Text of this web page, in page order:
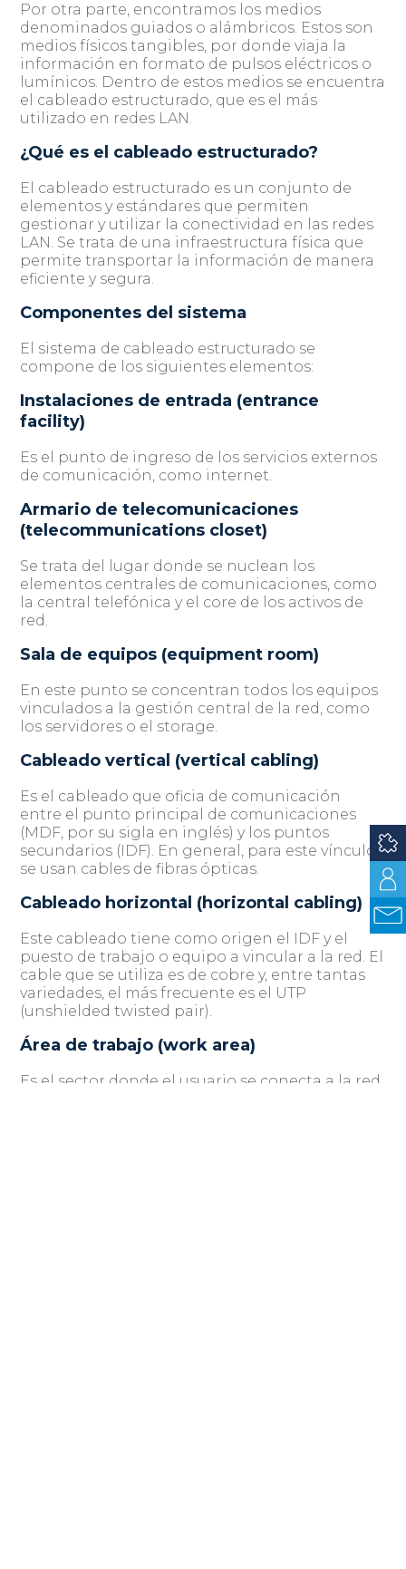
Por otra parte, encontramos los medios
denominados guiados o alámbricos. Estos son
medios físicos tangibles, por donde viaja la
información en formato de pulsos eléctricos o
lumínicos. Dentro de estos medios se encuentra
el cableado estructurado, que es el más
utilizado en redes LAN.
¿Qué es el cableado estructurado?
El cableado estructurado es un conjunto de
elementos y estándares que permiten
gestionar y utilizar la conectividad en las redes
LAN. Se trata de una infraestructura física que
permite transportar la información de manera
eficiente y segura.
Componentes del sistema
El sistema de cableado estructurado se
compone de los siguientes elementos:
Instalaciones de entrada (entrance
facility)
Es el punto de ingreso de los servicios externos
de comunicación, como internet.
Armario de telecomunicaciones
(telecommunications closet)
Se trata del lugar donde se nuclean los
elementos centrales de comunicaciones, como
la central telefónica y el core de los activos de
red.
Sala de equipos (equipment room)
En este punto se concentran todos los equipos
vinculados a la gestión central de la red, como
los servidores o el storage.
Cableado vertical (vertical cabling)
Es el cableado que oficia de comunicación
entre el punto principal de comunicaciones
(MDF, por su sigla en inglés) y los puntos
secundarios (IDF). En general, para este vínculo
se usan cables de fibras ópticas.
Cableado horizontal (horizontal cabling)
Este cableado tiene como origen el IDF y el
puesto de trabajo o equipo a vincular a la red. El
cable que se utiliza es de cobre y, entre tantas
variedades, el más frecuente es el UTP
(unshielded twisted pair).
Área de trabajo (work area)
Es el sector donde el usuario se conecta a la red,